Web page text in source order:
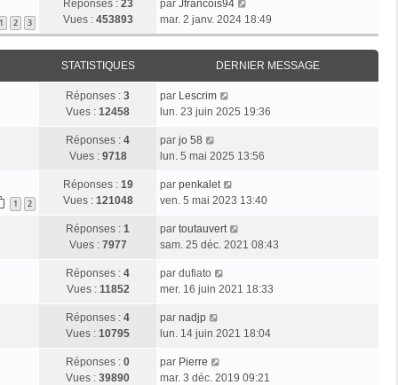
1 2 3
Réponses : 23
Vues : 453893
par Jfrancois94
mar. 2 janv. 2024 18:49
STATISTIQUES DERNIER MESSAGE
Réponses : 3
Vues : 12458
par Lescrim
lun. 23 juin 2025 19:36
Réponses : 4
Vues : 9718
par jo 58
lun. 5 mai 2025 13:56
1 2
Réponses : 19
Vues : 121048
par penkalet
ven. 5 mai 2023 13:40
Réponses : 1
Vues : 7977
par toutauvert
sam. 25 déc. 2021 08:43
Réponses : 4
Vues : 11852
par dufiato
mer. 16 juin 2021 18:33
Réponses : 4
Vues : 10795
par nadjp
lun. 14 juin 2021 18:04
Réponses : 0
Vues : 39890
par Pierre
mar. 3 déc. 2019 09:21